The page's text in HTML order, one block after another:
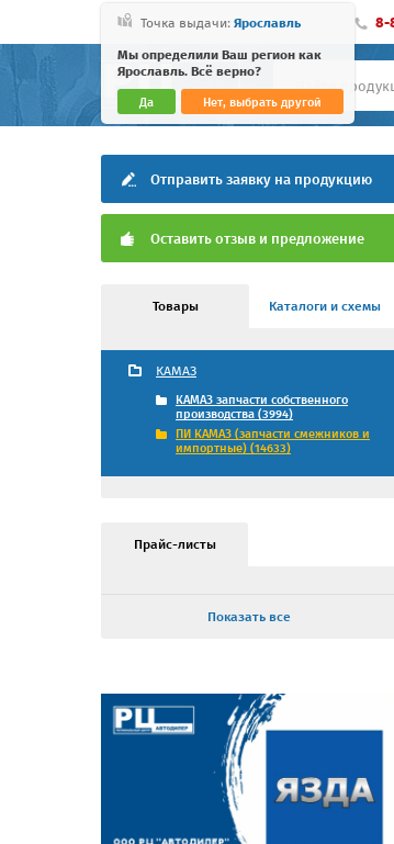
Точка выдачи: Ярославль
Мы определили Ваш регион как
Ярославль. Всё верно?
Да Нет, выбрать другой
8-
Отправить заявку на продукцию
Оставить отзыв и предложение
Товары Каталоги и схемы
КАМАЗ
КАМАЗ запчасти собственного
производства (3994)
ПИ КАМАЗ (запчасти смежников и
импортные) (14633)
Прайс-листы
Показать все